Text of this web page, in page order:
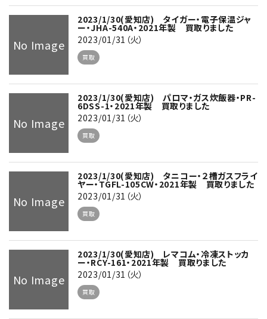
No Image
2023/1/30(愛知店) タイガー・電子保温ジャ
ー・JHA-540A・2021年製 買取りました
2023/01/31（火）
買取
No Image
2023/1/30(愛知店) パロマ・ガス炊飯器・PR-
6DSS-1・2021年製 買取りました
2023/01/31（火）
買取
No Image
2023/1/30(愛知店) タニコー・２槽ガスフライ
ヤー・TGFL-105CW・2021年製 買取りました
2023/01/31（火）
買取
No Image
2023/1/30(愛知店) レマコム・冷凍ストッカ
ー・RCY-161・2021年製 買取りました
2023/01/31（火）
買取